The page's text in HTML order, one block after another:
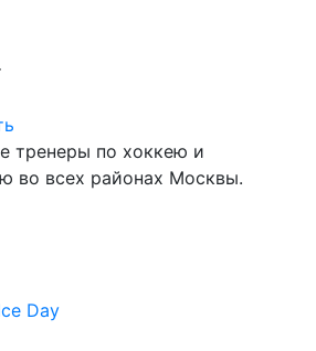
тренеры по хоккею и
во всех районах Москвы.
Day